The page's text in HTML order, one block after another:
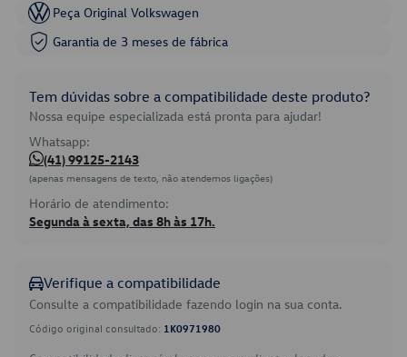
Peça Original Volkswagen
Garantia de 3 meses de fábrica
Tem dúvidas sobre a compatibilidade deste produto?
Nossa equipe especializada está pronta para ajudar!
Whatsapp:
(41) 99125-2143
(apenas mensagens de texto, não atendemos ligações)
Horário de atendimento:
Segunda à sexta, das 8h às 17h.
Verifique a compatibilidade
Consulte a compatibilidade fazendo login na sua conta.
Código original consultado: 1K0971980